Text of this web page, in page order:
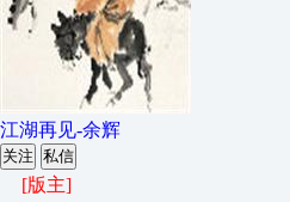
江湖再见-余辉
关注 私信
[版主]